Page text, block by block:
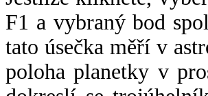
F1 a vybraný bod
tato úsečka měří v
poloha planetky v